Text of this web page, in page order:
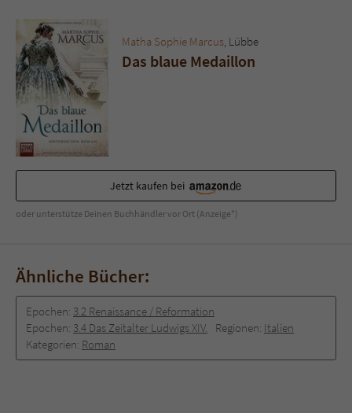
Matha Sophie Marcus , Lübbe
Das blaue Medaillon
Jetzt kaufen bei
oder unterstütze Deinen Buchhändler vor Ort (Anzeige*)
Ähnliche Bücher:
Epochen: 3.2 Renaissance / Reformation
Epochen: 3.4 Das Zeitalter Ludwigs XIV. Regionen: Italien
Kategorien: Roman
Zweck
Sicherheitscode des Kontaktformulars zu
überprüfen.